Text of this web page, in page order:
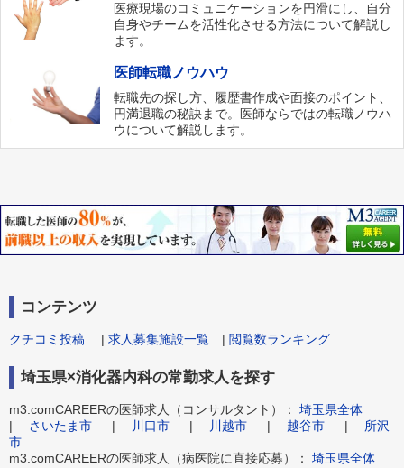
医療現場のコミュニケーションを円滑にし、自分
自身やチームを活性化させる方法について解説し
ます。
医師転職ノウハウ
転職先の探し方、履歴書作成や面接のポイント、
円満退職の秘訣まで。医師ならではの転職ノウハ
ウについて解説します。
コンテンツ
クチコミ投稿 | 求人募集施設一覧 | 閲覧数ランキング
埼玉県×消化器内科の常勤求人を探す
m3.comCAREERの医師求人（コンサルタント）： 埼玉県全体
| さいたま市 | 川口市 | 川越市 | 越谷市 | 所沢
市
m3.comCAREERの医師求人（病医院に直接応募）： 埼玉県全体